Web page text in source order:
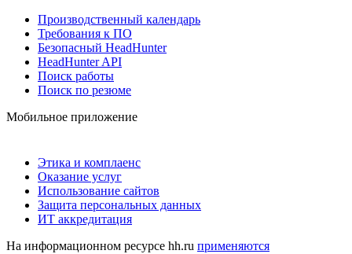
Производственный календарь
Требования к ПО
Безопасный HeadHunter
HeadHunter API
Поиск работы
Поиск по резюме
Мобильное приложение
Этика и комплаенс
Оказание услуг
Использование сайтов
Защита персональных данных
ИТ аккредитация
На информационном ресурсе hh.ru применяются